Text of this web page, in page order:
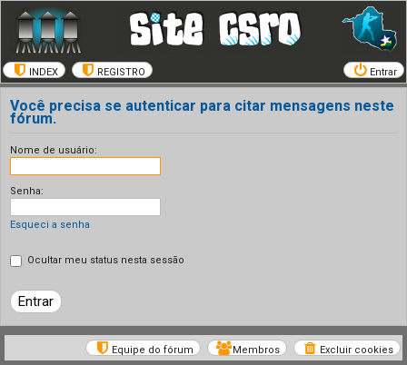
INDEX REGISTRO Entrar
Você precisa se autenticar para citar mensagens neste
fórum.
Nome de usuário:
Senha:
Esqueci a senha
Ocultar meu status nesta sessão
Excluir cookies
Membros
Equipe do fórum